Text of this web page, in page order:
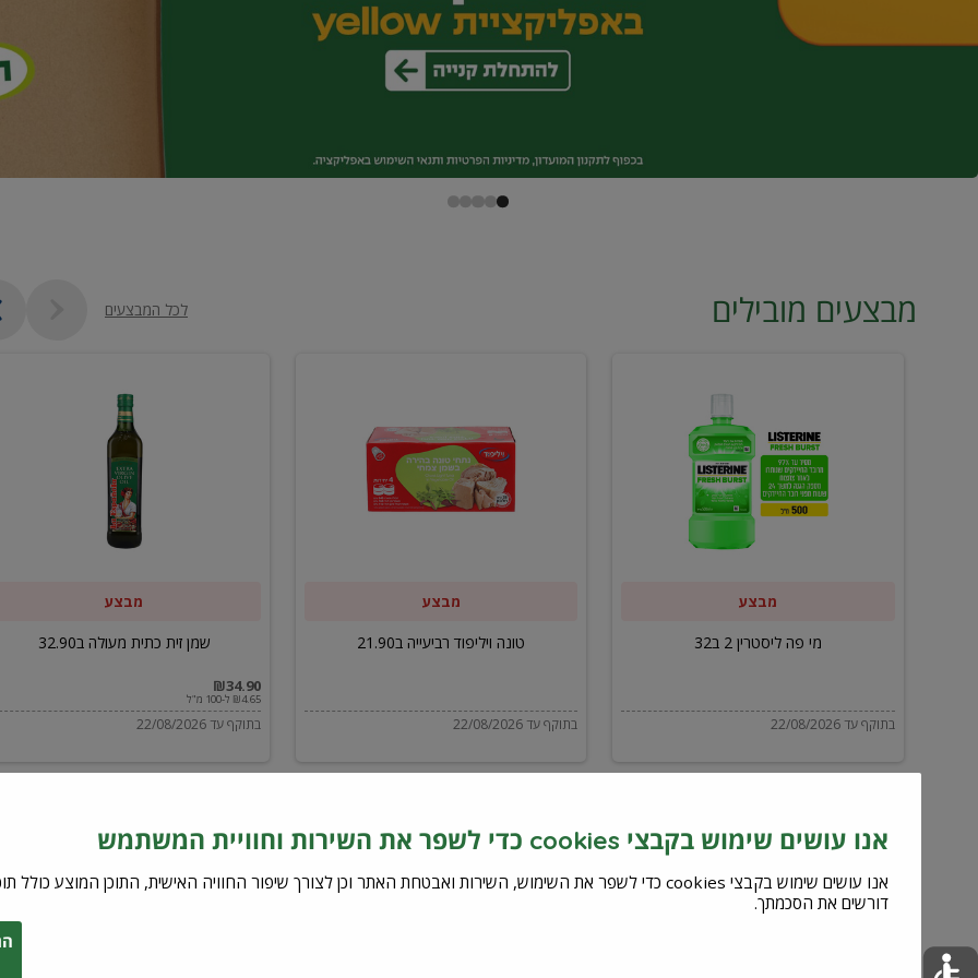
מבצעים מובילים לכל המבצעים
ליסטרין
מבצע
מי פה ליסטרין 2 ב32
בתוקף עד 22/08/2026
ויליפוד
רביעייה
מבצע
טונה ויליפוד רביעייה ב21.90
בתוקף עד 22/08/2026
מבצע
שמן זית כתית מעולה ב32.90
₪34.90
₪4.65 ל-100 מ"ל
בתוקף עד 22/08/2026
אנו עושים שימוש בקבצי cookies כדי לשפר את השירות וחוויית המשתמש
דורשים את הסכמתך.